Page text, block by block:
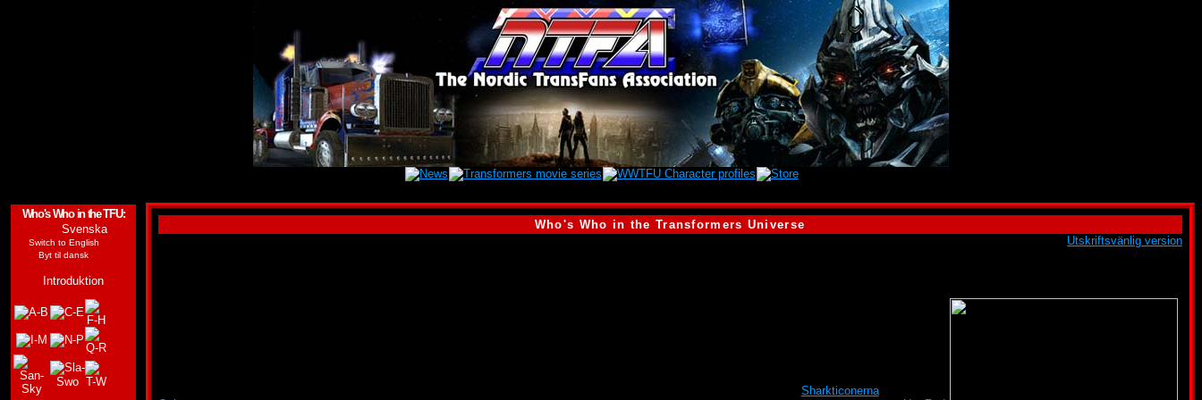
Who's Who in the TFU:
Svenska
Switch to English
Byt til dansk
Introduktion
Who's Who in the Transformers Universe
Utskriftsvänlig version
Sharkticonernaoch